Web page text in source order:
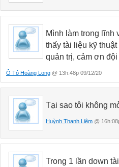
Mình làm trong
thấy tài liệu kỹ
quản trị, cảm ơn
Ô Tô Hoàng Long @ 13h:48p 09/12/20
Tại sao tôi không
Huỳnh Thanh Liêm @
Trong 1 lần down